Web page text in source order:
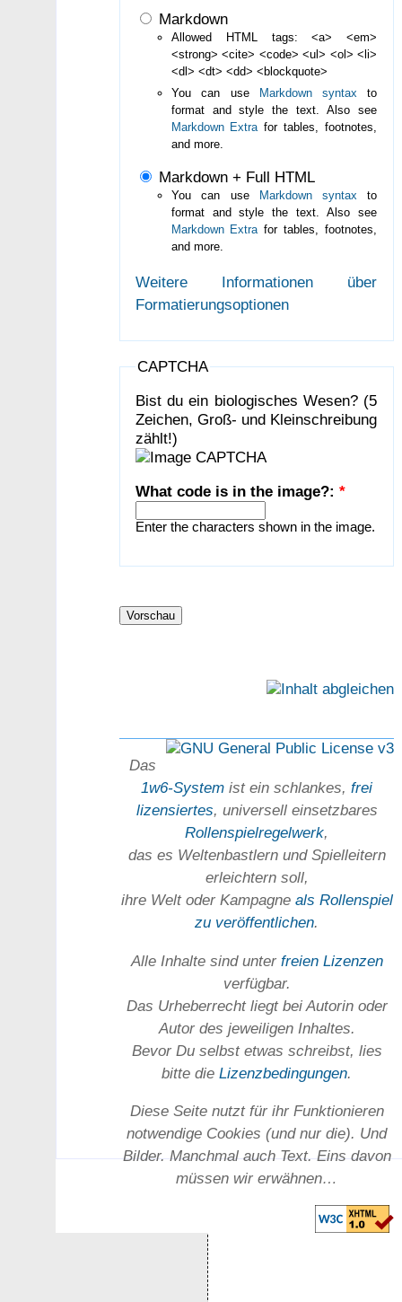
Markdown
Allowed HTML tags: <a> <em>
<strong> <cite> <code> <ul> <ol> <li>
<dl> <dt> <dd> <blockquote>
You can use
Markdown syntax to
format and style the text. Also see
Markdown Extrafor tables, footnotes,
and more.
Markdown + Full HTML
You can use Markdown syntax to
format and style the text. Also see
Markdown Extrafor tables, footnotes,
and more.
Weitere Informationen über
Formatierungsoptionen
CAPTCHA
Bist du ein biologisches Wesen? (5
Zeichen, Groß- und Kleinschreibung
zählt!)
What code is in the image?:*
Enter the characters shown in the image.
Das
1w6-System ist ein schlankes,frei
lizensiertes, universell einsetz­bares
Rollen­spielregel­werk,
das es Welten­bastlern und Spiel­leitern
erleichtern soll,
ihre Welt oder Kam­pagne als Rollenspiel
zu ver­öffent­lichen.
Alle Inhalte sind unter freien Lizenzen
verfügbar.
Das Urheber­recht liegt bei Autorin oder
Autor des jeweiligen In­haltes.
Bevor Du selbst etwas schreibst, lies
bitte dieLizenz­bedingungen.
Diese Seite nutzt für ihr Funktionieren
notwendige Cookies (und nur die). Und
Bilder. Manchmal auch Text. Eins davon
müssen wir erwähnen…